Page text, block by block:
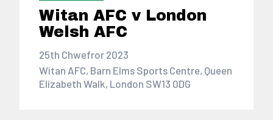
Witan AFC v London
Welsh AFC
25th Chwefror 2023
Witan AFC, Barn Elms Sports Centre, Queen
Elizabeth Walk, London SW13 0DG